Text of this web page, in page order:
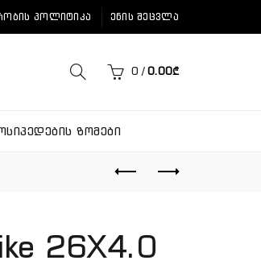
ᲞᲝᲚᲘᲢᲘᲙᲐ ᲔᲜᲘᲡ ᲨᲔᲪᲕᲚᲐ
0 / 0.00₾
ᲖᲝᲛᲔᲑᲘ
26X4.0